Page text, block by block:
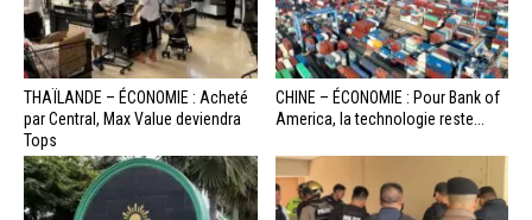
THAÏLANDE – ÉCONOMIE : Acheté
par Central, Max Value deviendra
Tops
CHINE – ÉCONOMIE : Pour Bank of
America, la technologie reste...